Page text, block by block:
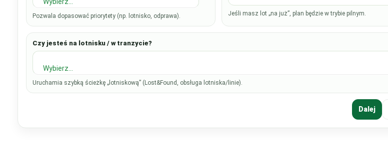
Pozwala dopasować priorytety (np. lotnisko, odprawa). Jeśli masz lot „na już”, plan będzie w trybie pilnym.
Czy jesteś na lotnisku / w tranzycie?
Wybierz…
Uruchamia szybką ścieżkę „lotniskową” (Lost&Found, obsługa lotniska/linie).
Dalej